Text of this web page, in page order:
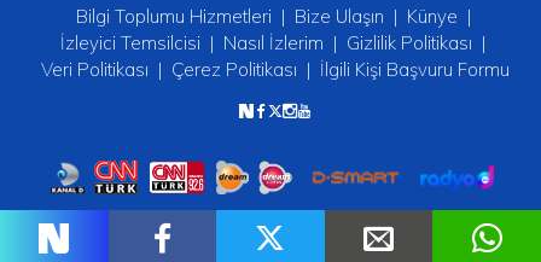
Bilgi Toplumu Hizmetleri Bize Ulaşın
Künye
İzleyici Temsilcisi
Nasıl İzlerim
Gizlilik Politikası
Veri Politikası
Çerez Politikası İlgili Kişi Başvuru Formu